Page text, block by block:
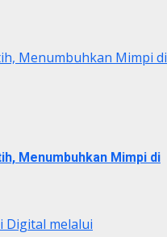
Menumbuhkan Mimpi di
Menumbuhkan Mimpi di
Digital melalui